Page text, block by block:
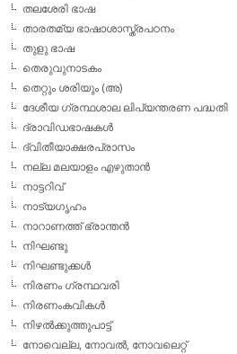
തലശേരി ഭാഷ
താരതമ്യ ഭാഷാശാസ്ത്രപഠനം
തുളു ഭാഷ
തെരുവുനാടകം
തെറ്റും ശരിയും (അ)
ദേശീയ ഗ്രന്ഥശാല ലിപ്യന്തരണ പദ്ധതി
ദ്രാവിഡഭാഷകള്‍
ദ്വിതീയാക്ഷരപ്രാസം
നല്ല മലയാളം എഴുതാന്‍
നാട്ടറിവ്
നാട്യഗൃഹം
നാറാണത്ത് ഭ്രാന്തന്‍
നിഘണ്ടു
നിഘണ്ടുക്കള്‍
നിരണം ഗ്രന്ഥവരി
നിരണംകവികള്‍
നിഴല്‍ക്കുത്തുപാട്ട്
നോവെല്ല, നോവല്‍, നോവലെറ്റ്